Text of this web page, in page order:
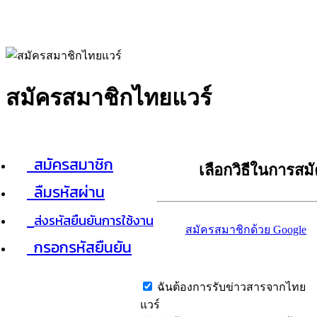
สมัครสมาชิกไทยแวร์
สมัครสมาชิก
ลืมรหัสผ่าน
ส่งรหัสยืนยันการใช้งาน
กรอกรหัสยืนยัน
เลือกวิธีในการส
สมัครสมาชิกด้วย Google
ฉันต้องการรับข่าวสารจากไทย
แวร์